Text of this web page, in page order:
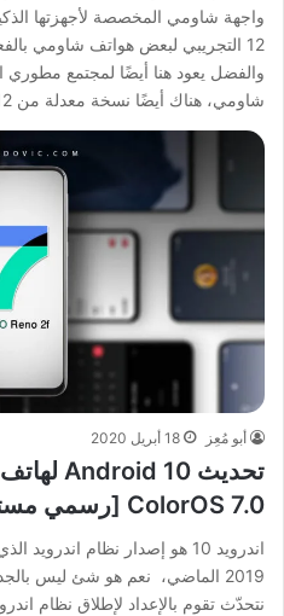
12 التجريبي لبعض هواتف شاومي
والفضل يعود هنا أيضًا لمجتمع مطوري
شاومي، هناك أيضًا نسخة معدلة من MIUI 12 لهاتف…
أبو مُعِز 18 أبريل 2020
ColorOS 7.0 [رسمي مستقر]
اندرويد 10 هو إصدار نظام
2019 الماضي، نعم هو شئ ليس